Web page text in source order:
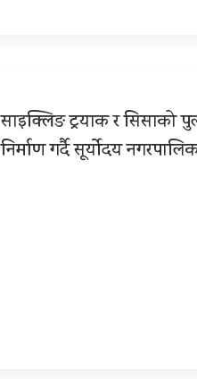
साइक्लिङ ट्रयाक र सिसाको
निर्माण गर्दै सूर्योदय